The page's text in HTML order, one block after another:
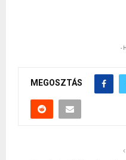
-
MEGOSZTÁS